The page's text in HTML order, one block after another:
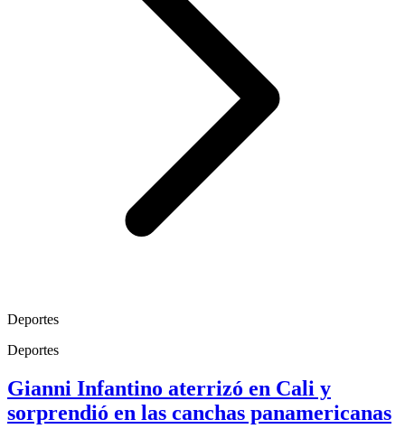
Deportes
Deportes
Gianni Infantino aterrizó en Cali y
sorprendió en las canchas panamericanas